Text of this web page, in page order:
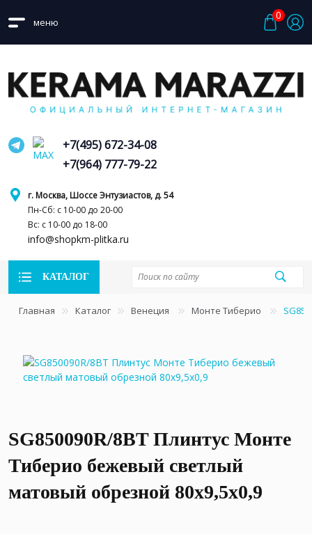
меню
0
г. Москва, Шоссе Энтузиастов, д. 54
Пн-Сб: с 10-00 до 20-00
Вс: с 10-00 до 18-00
info@shopkm-plitka.ru
+7(495) 672-34-08
+7(964) 777-79-22
КАТАЛОГ
Главная Каталог Венеция Монте Тиберио
SG850090R/8BT Плинтус Монте
Тиберио бежевый светлый
матовый обрезной 80x9,5x0,9